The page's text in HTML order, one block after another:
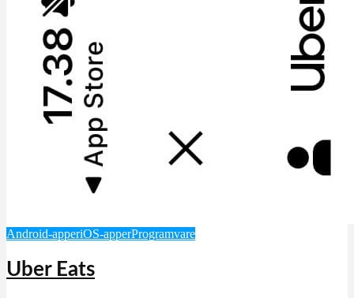
Android-apperiOS-apperProgramvare
Uber Eats